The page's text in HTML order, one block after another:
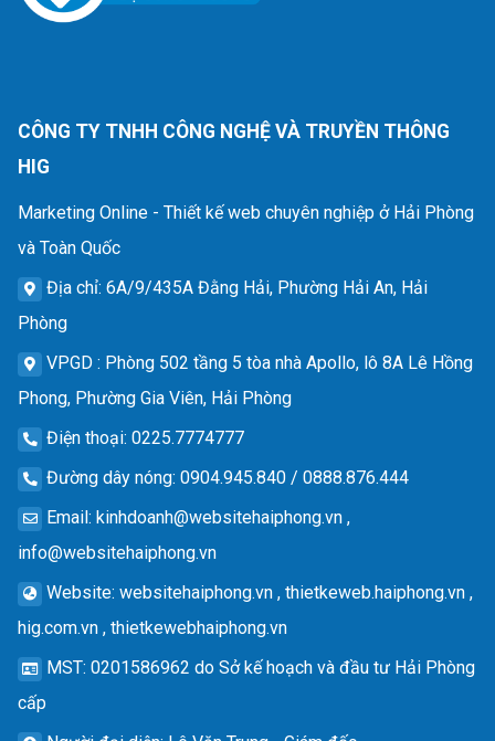
CÔNG TY TNHH CÔNG NGHỆ VÀ TRUYỀN THÔNG
HIG
Marketing Online - Thiết kế web chuyên nghiệp ở Hải Phòng
và Toàn Quốc
Địa chỉ: 6A/9/435A Đằng Hải, Phường Hải An, Hải
Phòng
VPGD : Phòng 502 tầng 5 tòa nhà Apollo, lô 8A Lê Hồng
Phong, Phường Gia Viên, Hải Phòng
Điện thoại: 0225.7774777
Đường dây nóng: 0904.945.840 / 0888.876.444
Email: kinhdoanh@websitehaiphong.vn ,
info@websitehaiphong.vn
Website: websitehaiphong.vn , thietkeweb.haiphong.vn ,
hig.com.vn , thietkewebhaiphong.vn
MST: 0201586962 do Sở kế hoạch và đầu tư Hải Phòng
cấp